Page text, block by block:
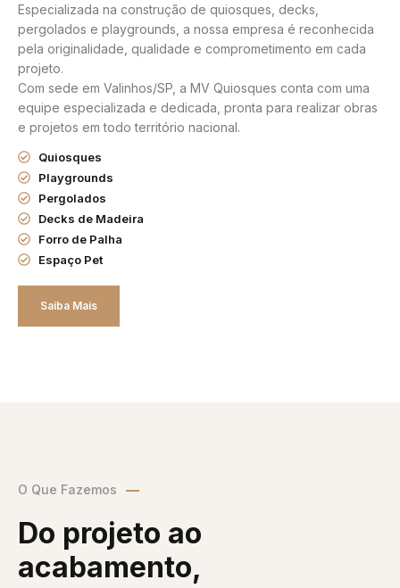
Especializada na construção de quiosques, decks,
pergolados e playgrounds, a nossa empresa é reconhecida
pela originalidade, qualidade e comprometimento em cada
projeto.
Com sede em Valinhos/SP, a MV Quiosques conta com uma
equipe especializada e dedicada, pronta para realizar obras
e projetos em todo território nacional.
Quiosques
Playgrounds
Pergolados
Decks de Madeira
Forro de Palha
Espaço Pet
Saiba Mais
O Que Fazemos
Do projeto ao
acabamento,